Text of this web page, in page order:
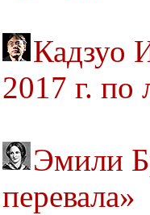
Кадзуо
2017 г. по
Эмили
перевала»